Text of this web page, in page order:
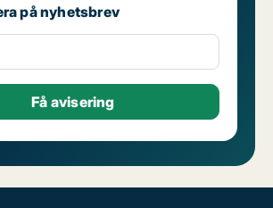
på nyhetsbrev